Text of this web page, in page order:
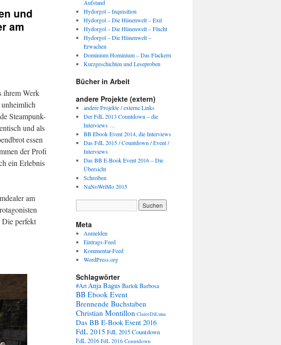
und
am
ihrem Werk
Steampunk-
und als
essen
der Profi
ein Erlebnis
am
Die perfekt
Aufstand
Hydorgol – Inquisition
Hydorgol – Die Hünenwelt – Exil
Hydorgol – Die Hünenwelt – Flucht
Hydorgol – Die Hünenwelt –
Erwachen
Dominium Hominium – Das Flackern
Kurzgeschichten und Leseproben
Bücher in Arbeit
andere Projekte (extern)
andere Projekte / externe Links
Der FdL 2013 Countdown – die
Interviews …
BB Ebook Event 2014, die Interviews
Das FdL 2015 / Countdown / Event /
Interviews
Das BB E-Book Event 2016 – Die
Übersicht
Schreiben
NaNoWriMo 2015
Meta
Anmelden
Eintrags-Feed
Kommentar-Feed
WordPress.org
Schlagwörter
#ArtAnja Bagus Barlok Barbosa
BB Ebook Event
Brennende Buchstaben
Christian Montillon ClaireDiLuna
Das BB E-Book Event 2016
FdL 2015 FdL 2015 Countdown
FdL 2016 FdL 2016 Countdown